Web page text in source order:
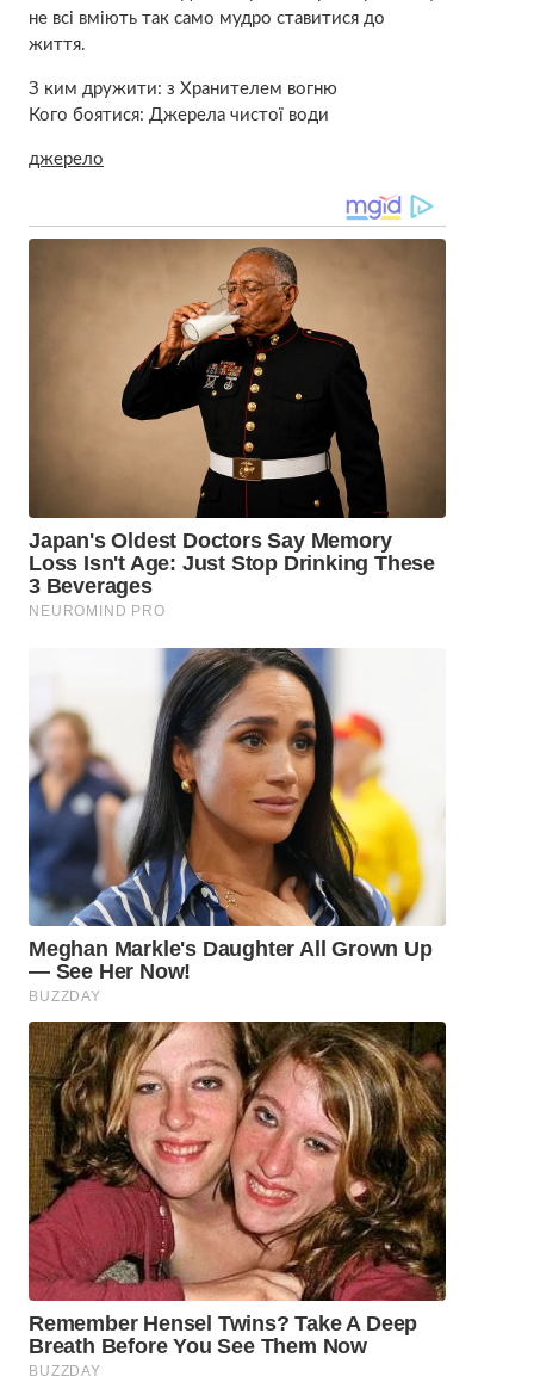
не всі вміють так само мудро ставитися до
життя.
З ким дружити: з Хранителем вогню
Кого боятися: Джерела чистої води
джерело